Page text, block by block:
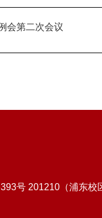
会第二次会议
号 201210（浦东校